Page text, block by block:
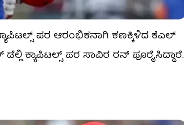
ಕ್ಯಾಪಿಟಲ್ಸ್ ಪರ ಆರಂಭಿಕನಾಗಿ ಕಣಕ್ಕಿಳಿದ ಕೆಎಲ್
ಕ್ಯಾಪಿಟಲ್ಸ್ ಪರ ಸಾವಿರ ರನ್ ಪೂರೈಸಿದ್ದಾರೆ.